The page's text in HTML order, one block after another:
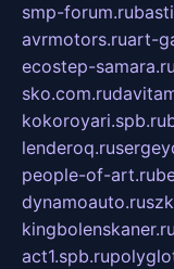
smp-forum.ru
avrmotors.ruart-
ecostep-samara.ru
sko.com.ru
kokoroyari.spb.ru
lenderoq.ru
people-of-art.ru
dynamoauto.ru
kingbolenskaner.ru
act1.spb.ru